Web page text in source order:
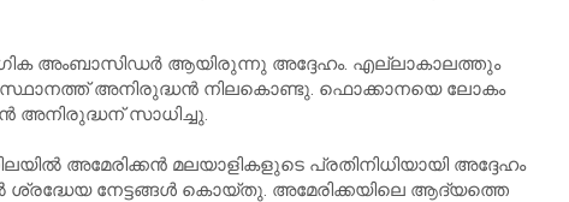
അംബാസിഡർ ആയിരുന്നു അദ്ദേഹം. എല്ലാകാലത്തും
അനിരുദ്ധൻ നിലകൊണ്ടു. ഫൊക്കാനയെ ലോകം
അനിരുദ്ധന് സാധിച്ചു.
അമേരിക്കൻ മലയാളികളുടെ പ്രതിനിധിയായി അദ്ദേഹം
നേട്ടങ്ങൾ കൊയ്‌തു. അമേരിക്കയിലെ ആദ്യത്തെ